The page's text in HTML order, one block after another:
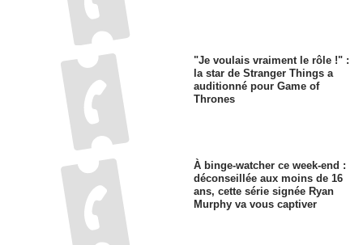
"Je voulais vraiment le rôle !" :
la star de Stranger Things a
auditionné pour Game of
Thrones
À binge-watcher ce week-end :
déconseillée aux moins de 16
ans, cette série signée Ryan
Murphy va vous captiver